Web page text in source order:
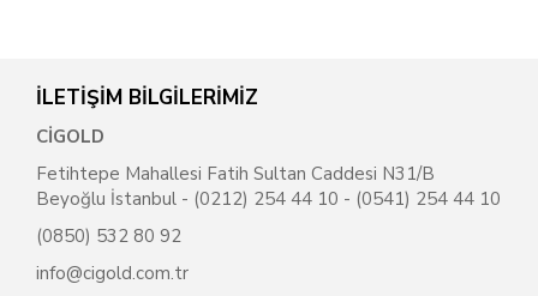
İLETİŞİM BİLGİLERİMİZ
CİGOLD
Fetihtepe Mahallesi Fatih Sultan Caddesi N31/B
Beyoğlu İstanbul - (0212) 254 44 10 - (0541) 254 44 10
(0850) 532 80 92
info@cigold.com.tr